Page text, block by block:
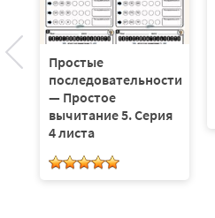
Простые
последовательности
— Простое
вычитание 5. Серия
4 листа